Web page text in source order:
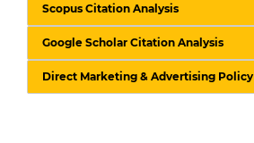
Scopus Citation Analysis
Google Scholar Citation Analysis
Direct Marketing & Advertising Policy